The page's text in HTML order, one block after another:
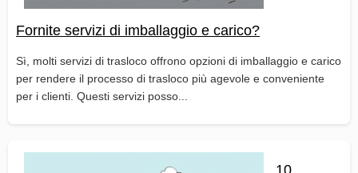
Fornite servizi di imballaggio e carico?
Sì, molti servizi di trasloco offrono opzioni di imballaggio e carico
per rendere il processo di trasloco più agevole e conveniente
per i clienti. Questi servizi posso...
10